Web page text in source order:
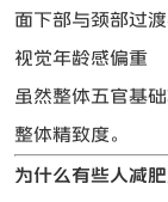
面下部与颈部过
视觉年龄感偏重
虽然整体五官基
整体精致度。
为什么有些人减